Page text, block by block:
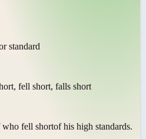
standard
fell short, falls short
who fell shortof his high standards.